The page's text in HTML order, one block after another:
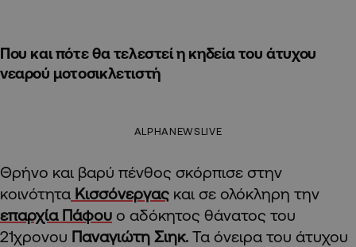
Που και πότε θα τελεστεί η κηδεία του άτυχου
νεαρού μοτοσικλετιστή
ALPHANEWSLIVE
Θρήνο και βαρύ πένθος σκόρπισε στην
κοινότητα Κισσόνεργας και σε ολόκληρη την
επαρχία Πάφου ο αδόκητος θάνατος του
21χρονου Παναγιώτη Σιηκ. Τα όνειρα του άτυχου